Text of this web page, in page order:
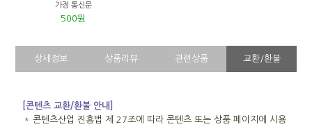
가정 통신문
500원
상세정보 상품리뷰 관련상품 교환/환불
[콘텐츠 교환/환불 안내]
＊ 콘텐츠산업 진흥법 제 27조에 따라 콘텐츠 또는 상품 페이지에 시용